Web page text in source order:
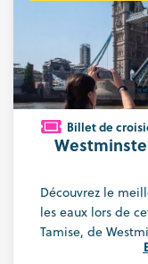
Billet de
Découvrez le
les eaux lors de
Tamise, de